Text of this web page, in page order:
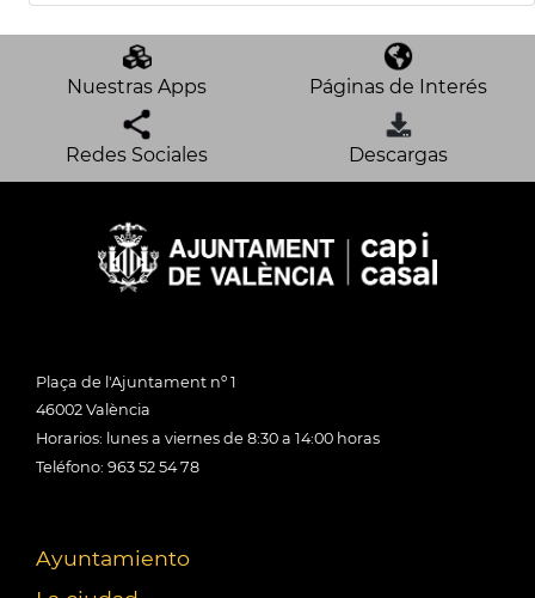
Nuestras Apps Páginas de Interés
Redes Sociales Descargas
Plaça de l'Ajuntament nº 1
46002 València
Horarios: lunes a viernes de 8:30 a 14:00 horas
Teléfono: 963 52 54 78
Ayuntamiento